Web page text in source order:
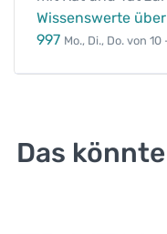
Wissenswerte
997 Mo., Di., Do. von
Das